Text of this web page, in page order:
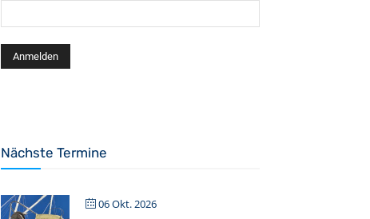
Nächste Termine
06 Okt. 2026